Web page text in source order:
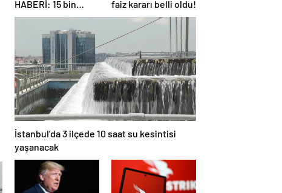
HABERİ: 15 bin
sözleşmeli
öğretmen
atamasında sözlü
sınava hak kazanan
adaylar açıklandı
faiz kararı belli oldu!
İstanbul’da 3 ilçede 10 saat su kesintisi
yaşanacak